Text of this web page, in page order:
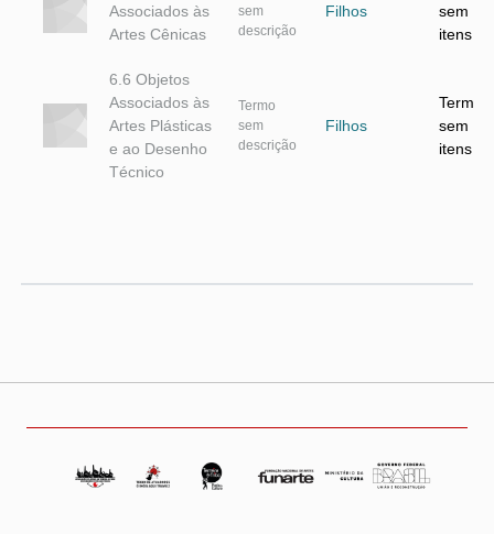
Associados às
Artes Cênicas
sem
descrição
Filhos
sem
itens
6.6 Objetos
Associados às
Artes Plásticas
e ao Desenho
Técnico
Termo
sem
descrição
Filhos
Termo
sem
itens